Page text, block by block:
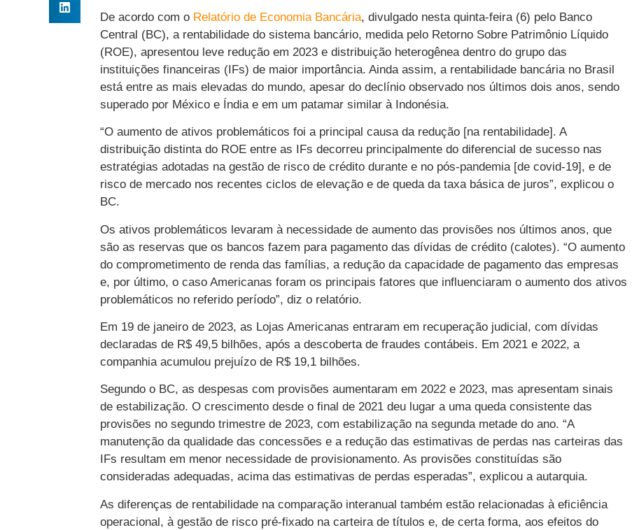
De acordo com o Relatório de Economia Bancária, divulgado nesta quinta-feira (6) pelo Banco
Central (BC), a rentabilidade do sistema bancário, medida pelo Retorno Sobre Patrimônio Líquido
(ROE), apresentou leve redução em 2023 e distribuição heterogênea dentro do grupo das
instituições financeiras (IFs) de maior importância. Ainda assim, a rentabilidade bancária no Brasil
está entre as mais elevadas do mundo, apesar do declínio observado nos últimos dois anos, sendo
superado por México e Índia e em um patamar similar à Indonésia.
“O aumento de ativos problemáticos foi a principal causa da redução [na rentabilidade]. A
distribuição distinta do ROE entre as IFs decorreu principalmente do diferencial de sucesso nas
estratégias adotadas na gestão de risco de crédito durante e no pós-pandemia [de covid-19], e de
risco de mercado nos recentes ciclos de elevação e de queda da taxa básica de juros”, explicou o
BC.
Os ativos problemáticos levaram à necessidade de aumento das provisões nos últimos anos, que
são as reservas que os bancos fazem para pagamento das dívidas de crédito (calotes). “O aumento
do comprometimento de renda das famílias, a redução da capacidade de pagamento das empresas
e, por último, o caso Americanas foram os principais fatores que influenciaram o aumento dos ativos
problemáticos no referido período”, diz o relatório.
Em 19 de janeiro de 2023, as Lojas Americanas entraram em recuperação judicial, com dívidas
declaradas de R$ 49,5 bilhões, após a descoberta de fraudes contábeis. Em 2021 e 2022, a
companhia acumulou prejuízo de R$ 19,1 bilhões.
Segundo o BC, as despesas com provisões aumentaram em 2022 e 2023, mas apresentam sinais
de estabilização. O crescimento desde o final de 2021 deu lugar a uma queda consistente das
provisões no segundo trimestre de 2023, com estabilização na segunda metade do ano. “A
manutenção da qualidade das concessões e a redução das estimativas de perdas nas carteiras das
IFs resultam em menor necessidade de provisionamento. As provisões constituídas são
consideradas adequadas, acima das estimativas de perdas esperadas”, explicou a autarquia.
As diferenças de rentabilidade na comparação interanual também estão relacionadas à eficiência
operacional, à gestão de risco pré-fixado na carteira de títulos e, de certa forma, aos efeitos do